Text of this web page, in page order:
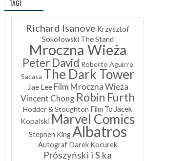
TAGI
Richard Isanove Krzysztof
Sokołowski The Stand
Mroczna Wieża
Peter David Roberto Aguirre
Sacasa The Dark Tower
Jae Lee Film Mroczna Wieża
Vincent Chong Robin Furth
Hodder & Stoughton Film To Jacek
Kopalski Marvel Comics
Stephen King Albatros
Autograf Darek Kocurek
Prószyński i S ka